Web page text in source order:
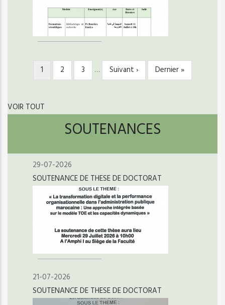
PAGINATION
Page
courante
1 Page
2 Page
3 …
Page
suivante
Suivant ›
Dernière
page
Dernier »
VOIR TOUT
SOUTENANCES
29-07-2026
SOUTENANCE DE THESE DE DOCTORAT
21-07-2026
SOUTENANCE DE THESE DE DOCTORAT